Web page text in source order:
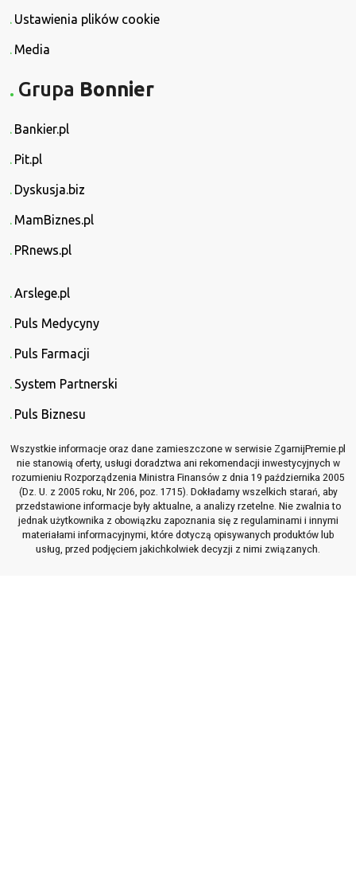
Ustawienia plików cookie
Media
Grupa Bonnier
Bankier.pl
Pit.pl
Dyskusja.biz
MamBiznes.pl
PRnews.pl
Arslege.pl
Puls Medycyny
Puls Farmacji
System Partnerski
Puls Biznesu
Wszystkie informacje oraz dane zamieszczone w serwisie ZgarnijPremie.pl
nie stanowią oferty, usługi doradztwa ani rekomendacji inwestycyjnych w
rozumieniu Rozporządzenia Ministra Finansów z dnia 19 października 2005
(Dz. U. z 2005 roku, Nr 206, poz. 1715). Dokładamy wszelkich starań, aby
przedstawione informacje były aktualne, a analizy rzetelne. Nie zwalnia to
jednak użytkownika z obowiązku zapoznania się z regulaminami i innymi
materiałami informacyjnymi, które dotyczą opisywanych produktów lub
usług, przed podjęciem jakichkolwiek decyzji z nimi związanych.